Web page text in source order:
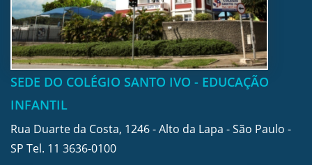
SEDE DO COLÉGIO SANTO IVO - EDUCAÇÃO
INFANTIL
Rua Duarte da Costa, 1246 - Alto da Lapa - São Paulo -
SP Tel. 11 3636-0100